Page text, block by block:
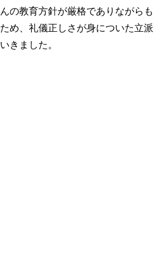
の教育方針が厳格でありながらも
め、礼儀正しさが身についた立派
きました。